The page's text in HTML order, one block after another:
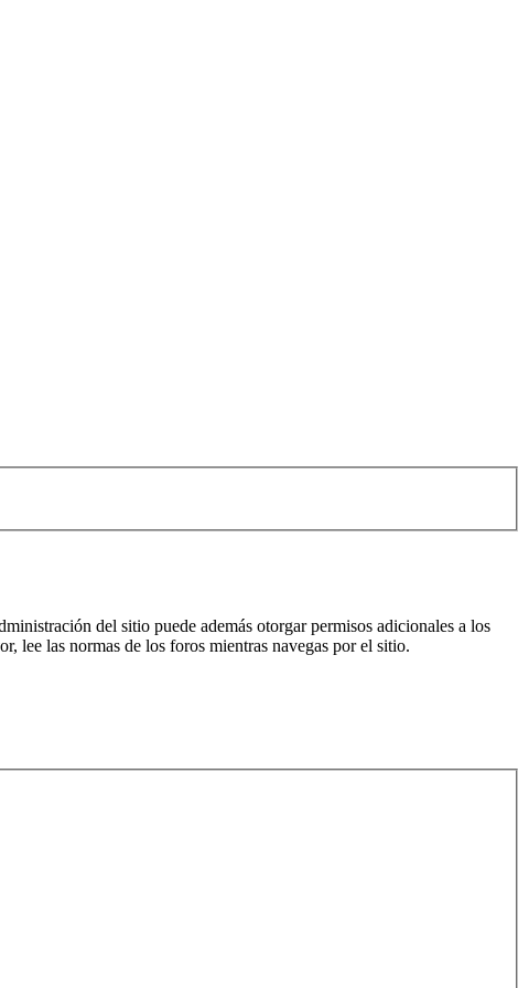
del sitio puede además otorgar permisos adicionales a los
lee las normas de los foros mientras navegas por el sitio.